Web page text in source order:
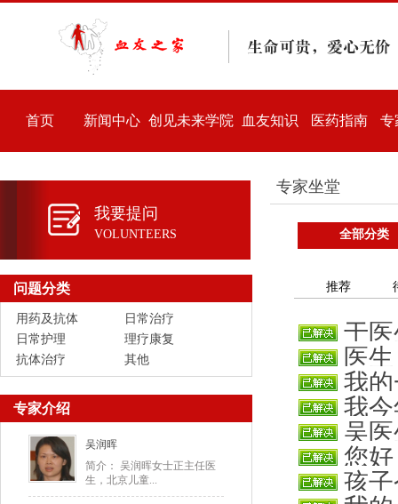
首页 新闻中心 创见未来学院 血友知识 医药指南 专
我要提问
VOLUNTEERS
问题分类
用药及抗体
日常治疗
日常护理
理疗康复
抗体治疗
其他
专家介绍
吴润晖
简介： 吴润晖女士正主任医
生，北京儿童...
专家坐堂
全部分类
推荐
于
因为先
医
因为反
我
她有一
我
者，平
吴
了复查
您
八因子
孩